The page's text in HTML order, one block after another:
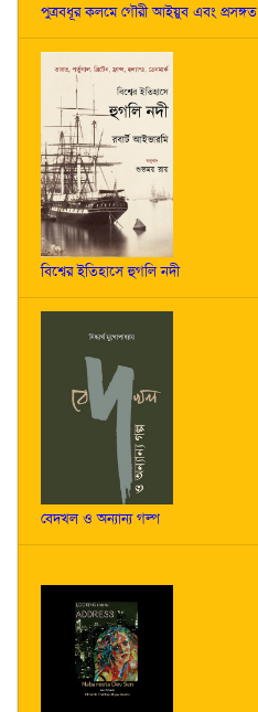
পুত্রবধূর কলমে গৌরী আইয়ুব এবং প্রসঙ্গত
বিশ্বের ইতিহাসে হুগলি নদী
বেদখল ও অন্যান্য গল্প